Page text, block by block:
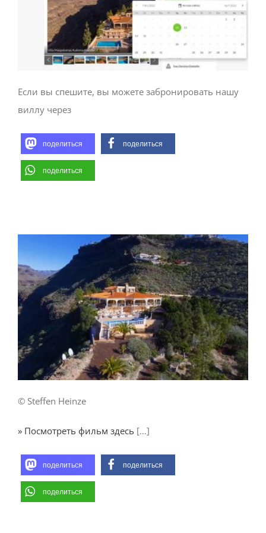
Если вы спешите, вы можете забронировать нашу
виллу через
поделиться поделиться
поделиться
© Steffen Heinze
» Посмотреть фильм здесь […]
поделиться поделиться
поделиться